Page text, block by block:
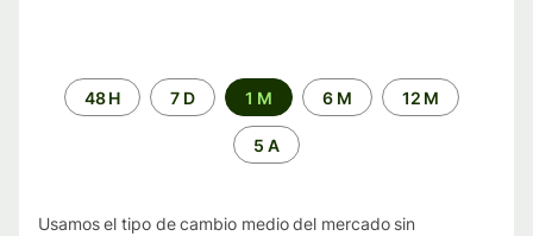
Periodo48 H 7 D 1 M 6 M 12 M
5 A
Usamos el tipo de cambio medio del mercado sin